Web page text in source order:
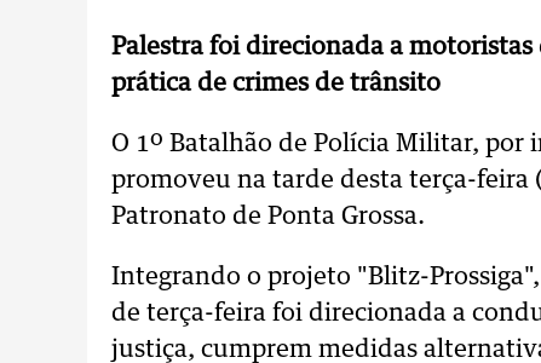
Palestra foi direcionada a
prática de crimes de trânsito
O 1º Batalhão de Polícia Militar,
promoveu na tarde desta terça-feira
Patronato de Ponta Grossa.
Integrando o projeto "Blitz-
de terça-feira foi direcionada a
justiça, cumprem medidas